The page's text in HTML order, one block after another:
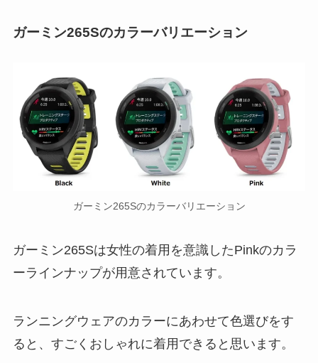
ガーミン265Sのカラーバリエーション
ガーミン265Sのカラーバリエーション
ガーミン265Sは女性の着用を意識したPinkのカラ
ーラインナップが用意されています。
ランニングウェアのカラーにあわせて色選びをす
ると、すごくおしゃれに着用できると思います。